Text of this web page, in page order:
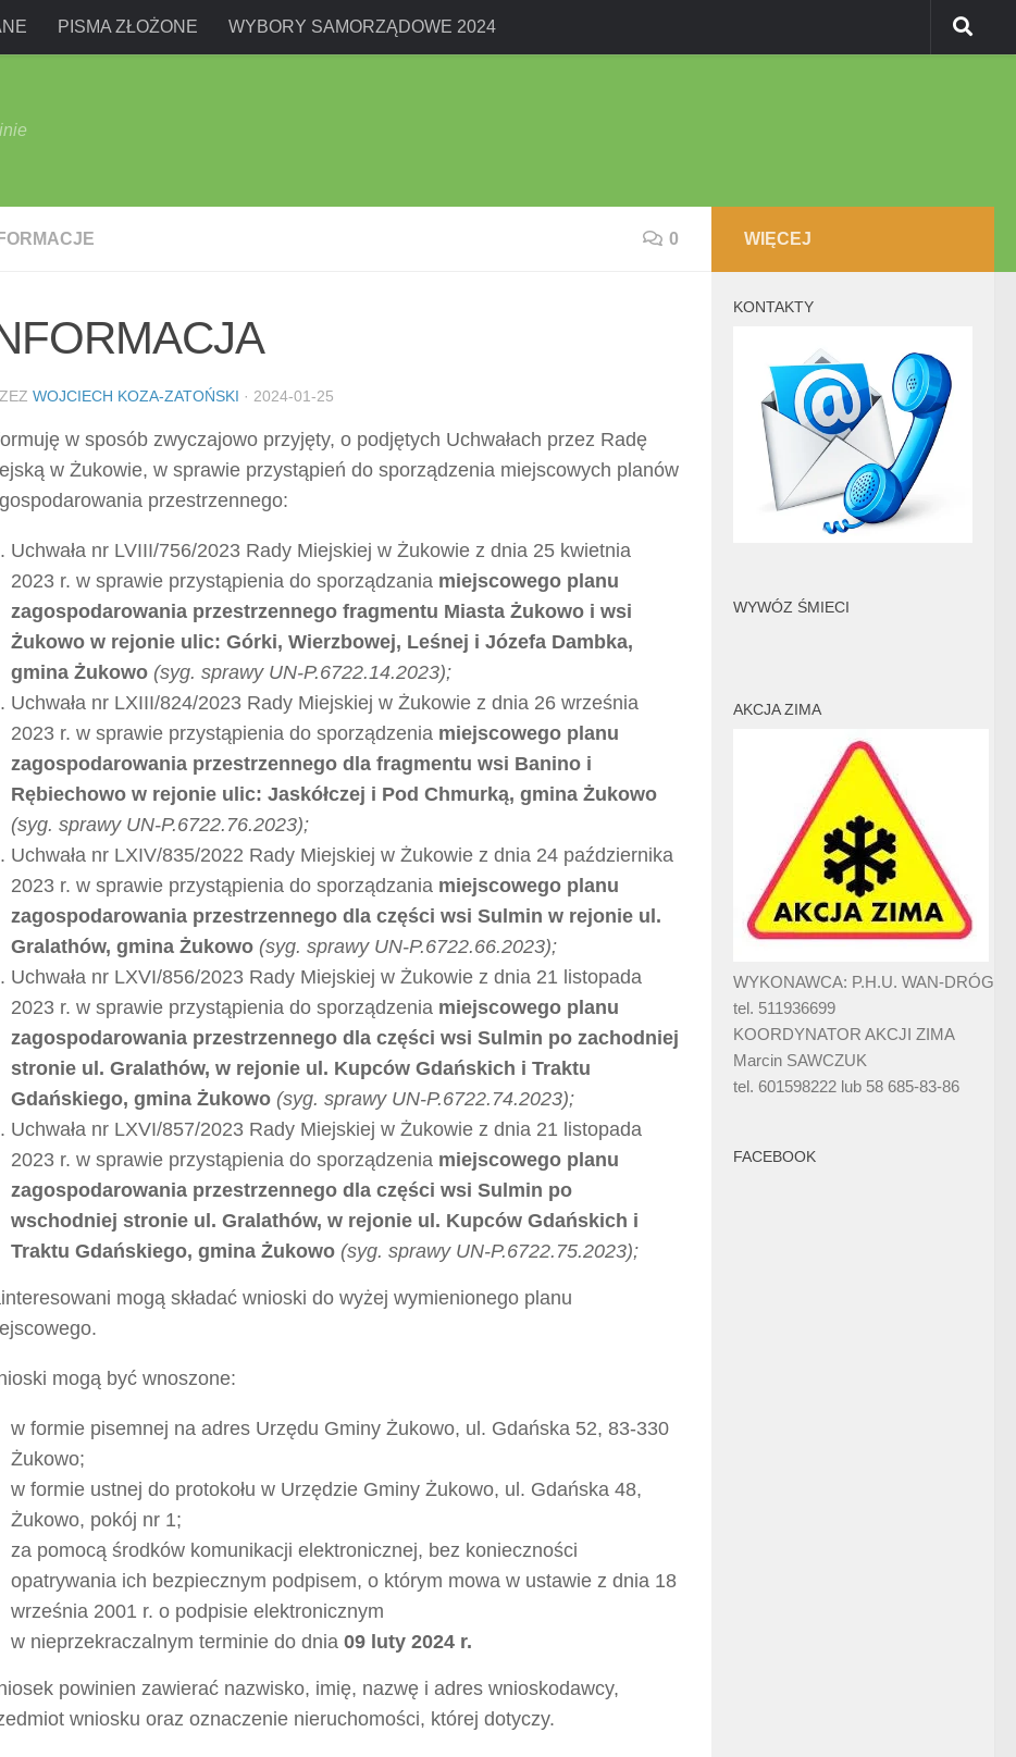
PISMA ZŁOŻONE WYBORY SAMORZĄDOWE 2024
0
WOJCIECH KOZA-ZATOŃSKI · 2024-01-25
w sposób zwyczajowo przyjęty, o podjętych Uchwałach przez Radę
w Żukowie, w sprawie przystąpień do sporządzenia miejscowych planów
przestrzennego:
Uchwała nr LVIII/756/2023 Rady Miejskiej w Żukowie z dnia 25 kwietnia
2023 r. w sprawie przystąpienia do sporządzania miejscowego planu
zagospodarowania przestrzennego fragmentu Miasta Żukowo i wsi
Żukowo w rejonie ulic: Górki, Wierzbowej, Leśnej i Józefa Dambka,
gmina Żukowo (syg. sprawy UN-P.6722.14.2023);
Uchwała nr LXIII/824/2023 Rady Miejskiej w Żukowie z dnia 26 września
2023 r. w sprawie przystąpienia do sporządzenia miejscowego planu
zagospodarowania przestrzennego dla fragmentu wsi Banino i
Rębiechowo w rejonie ulic: Jaskółczej i Pod Chmurką, gmina Żukowo
(syg. sprawy UN-P.6722.76.2023);
Uchwała nr LXIV/835/2022 Rady Miejskiej w Żukowie z dnia 24 października
2023 r. w sprawie przystąpienia do sporządzania miejscowego planu
zagospodarowania przestrzennego dla części wsi Sulmin w rejonie ul.
Gralathów, gmina Żukowo (syg. sprawy UN-P.6722.66.2023);
Uchwała nr LXVI/856/2023 Rady Miejskiej w Żukowie z dnia 21 listopada
2023 r. w sprawie przystąpienia do sporządzenia miejscowego planu
zagospodarowania przestrzennego dla części wsi Sulmin po zachodniej
stronie ul. Gralathów, w rejonie ul. Kupców Gdańskich i Traktu
Gdańskiego, gmina Żukowo (syg. sprawy UN-P.6722.74.2023);
Uchwała nr LXVI/857/2023 Rady Miejskiej w Żukowie z dnia 21 listopada
2023 r. w sprawie przystąpienia do sporządzenia miejscowego planu
zagospodarowania przestrzennego dla części wsi Sulmin po
wschodniej stronie ul. Gralathów, w rejonie ul. Kupców Gdańskich i
Traktu Gdańskiego, gmina Żukowo (syg. sprawy UN-P.6722.75.2023);
mogą składać wnioski do wyżej wymienionego planu
mogą być wnoszone:
w formie pisemnej na adres Urzędu Gminy Żukowo, ul. Gdańska 52, 83-330
Żukowo;
w formie ustnej do protokołu w Urzędzie Gminy Żukowo, ul. Gdańska 48,
Żukowo, pokój nr 1;
za pomocą środków komunikacji elektronicznej, bez konieczności
opatrywania ich bezpiecznym podpisem, o którym mowa w ustawie z dnia 18
września 2001 r. o podpisie elektronicznym
w nieprzekraczalnym terminie do dnia 09 luty 2024 r.
powinien zawierać nazwisko, imię, nazwę i adres wnioskodawcy,
wniosku oraz oznaczenie nieruchomości, której dotyczy.
WIĘCEJ
KONTAKTY
WYWÓZ ŚMIECI
AKCJA ZIMA
WYKONAWCA: P.H.U. WAN-DRÓG
tel. 511936699
KOORDYNATOR AKCJI ZIMA
Marcin SAWCZUK
tel. 601598222 lub 58 685-83-86
FACEBOOK